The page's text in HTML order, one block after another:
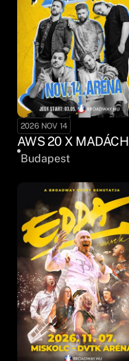
2026 NOV 14
AWS 20 X MADÁCH
Budapest